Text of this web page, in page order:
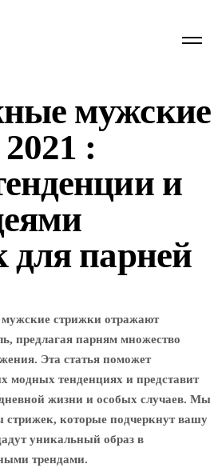
мужские
:
и
для парней
стрижки отражают
предлагая парням множество
Эта статья поможет
модных тенденциях и представит
жизни и особых случаев. Мы
которые подчеркнут вашу
уникальный образ в
трендами.